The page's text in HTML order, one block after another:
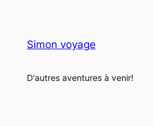
Simon voyage
D'autres aventures à venir!